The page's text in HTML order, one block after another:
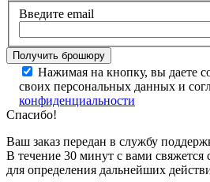
Введите email
Нажимая на кнопку, вы даете
своих персональных данных и
конфиденциальности
Спасибо!
Ваш заказ передан в службу
В течение 30 минут с вами свяжется
для определения дальнейших